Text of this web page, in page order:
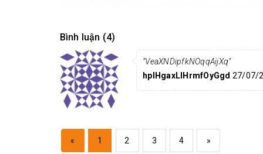
Bình luận (4)
"VeaXNDipfkNOqqAijXq"
hpIHgaxLIHrmfOyGgd 27/07/
« 1 2 3 4 »